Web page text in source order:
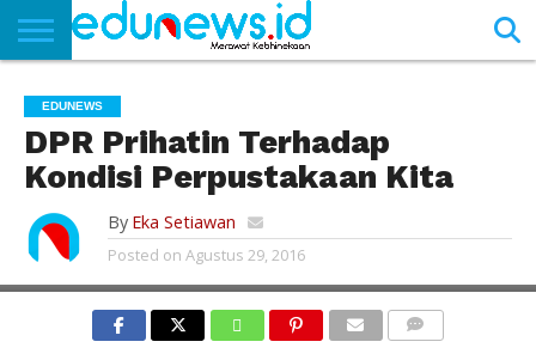
NEWS
EDUNEWS
LITERASI
PUSTAKA
SOSOK
TEKNO
KHASANAH
SASTRA
EDUNEWS
DPR Prihatin Terhadap
Kondisi Perpustakaan Kita
By Eka Setiawan
Posted on Agustus 29, 2016